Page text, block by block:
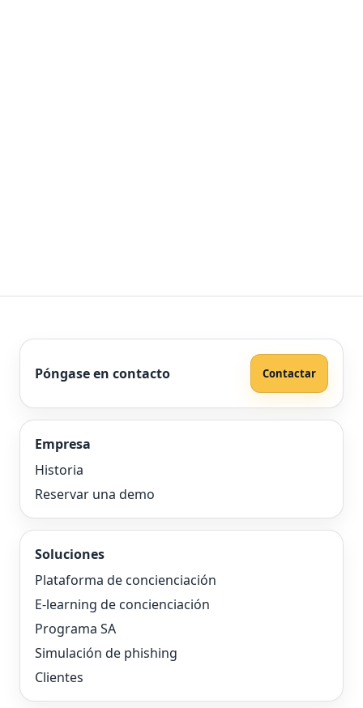
Póngase en contacto Contactar
Empresa
Historia
Reservar una demo
Soluciones
Plataforma de concienciación
E-learning de concienciación
Programa SA
Simulación de phishing
Clientes